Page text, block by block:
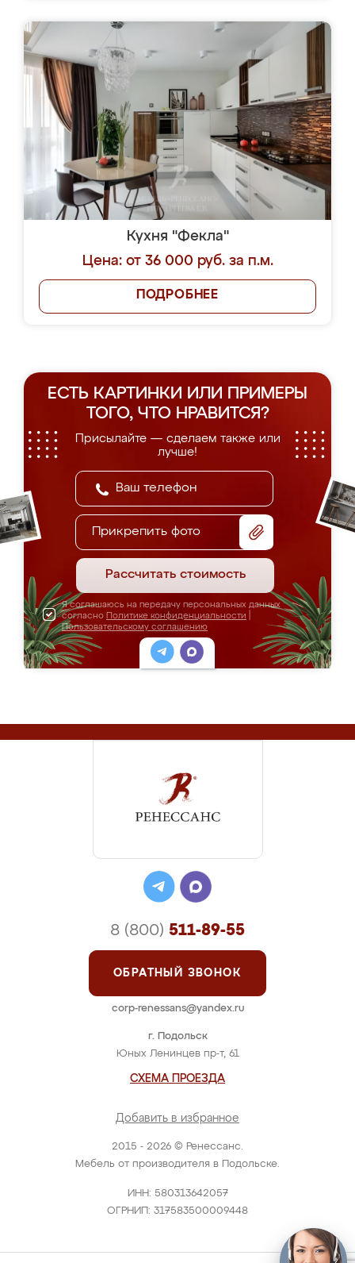
Кухня "Фекла"
Цена: от 36 000 руб. за п.м.
ПОДРОБНЕЕ
ЕСТЬ КАРТИНКИ ИЛИ ПРИМЕРЫ
ТОГО, ЧТО НРАВИТСЯ?
Присылайте — сделаем также или
лучше!
Прикрепить фото
Рассчитать стоимость
Я соглашаюсь на передачу персональных данных
согласно Политике конфиденциальности
Пользовательскому соглашению
2015 - 2026 © Ренессанс.
Мебель от производителя в Подольске.
ИНН: 580313642057
ОГРНИП: 317583500009448
г. Подольск
Юных Ленинцев пр-т, 61
СХЕМА ПРОЕЗДА
Добавить в избранное
8 (800) 511-89-55
ОБРАТНЫЙ ЗВОНОК
corp-renessans@yandex.ru